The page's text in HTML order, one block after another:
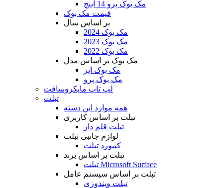
مک بوک پرو 14 اینچ
قیمت مک بوک
بر اساس سال
مک بوک 2024
مک بوک 2023
مک بوک 2022
مک بوک بر اساس مدل
مک بوک ایر
مک بوک پرو
لپ تاپ مایکروسافت
تبلت
همه موارد این دسته
تبلت بر اساس کاربری
تبلت قلم دار
لوازم جانبی تبلت
کیبورد تبلت
تبلت بر اساس برند
تبلت Microsoft Surface
تبلت بر اساس سیستم عامل
تبلت ویندوزی